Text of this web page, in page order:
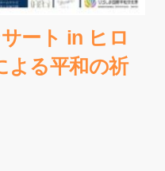
ート in ヒロ
よる平和の祈